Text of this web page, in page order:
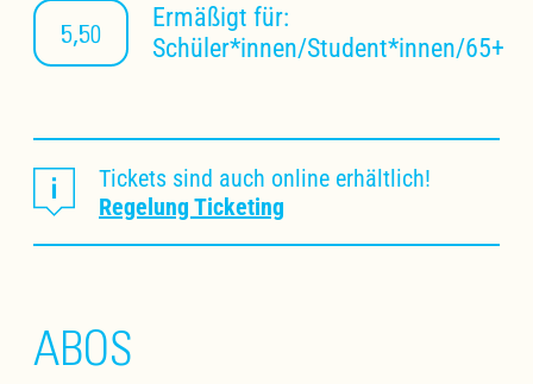
5,50
Ermäßigt für:
Schüler*innen/Student*innen/65+
Tickets sind auch online erhältlich!
Regelung Ticketing
ABOS